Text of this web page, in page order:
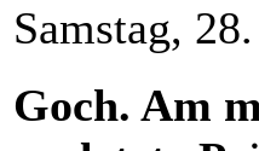
Samstag,
Goch. Am